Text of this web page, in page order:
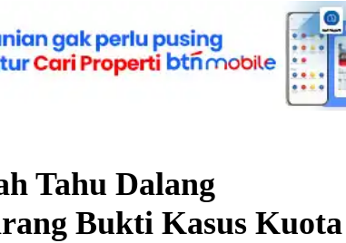
Tahu Dalang
Bukti Kasus Kuota